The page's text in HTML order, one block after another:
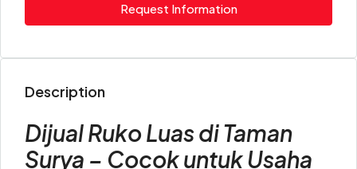
Request Information
Description
Dijual Ruko Luas di Taman
Surya – Cocok untuk Usaha